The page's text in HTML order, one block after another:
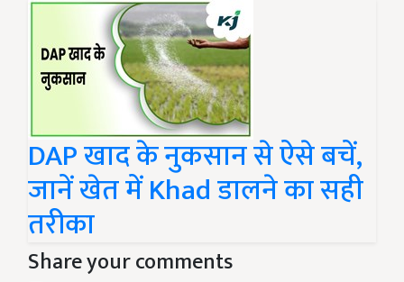
DAP खाद के नुकसान से ऐसे बचें,
जानें खेत में Khad डालने का सही
तरीका
Share your comments